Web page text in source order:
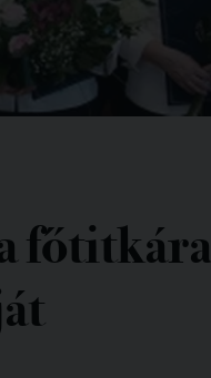
főtitkára